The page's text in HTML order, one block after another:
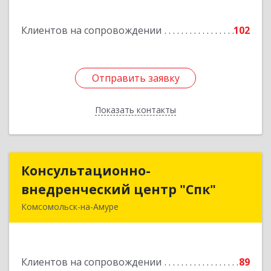
Клиентов на сопровождении 102
Отправить заявку
Показать контакты
Подробнее
Отправить заявку
Назад
Консультационно-
внедренческий центр "Спк"
Комсомольск-на-Амуре
Клиентов на сопровождении 89
Консультационно-
внедренческий центр "Спк"
Подробнее